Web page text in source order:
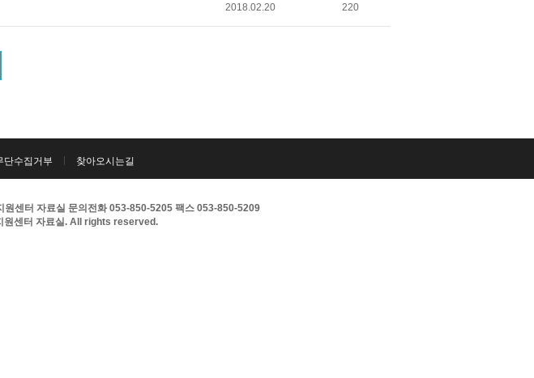
2018.02.20 220
단수집거부 찾아오시는길
센터 자료실 문의전화 053-850-5205 팩스 053-850-5209
센터 자료실. All rights reserved.